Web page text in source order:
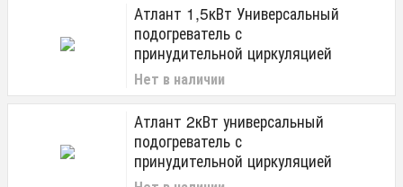
Атлант 1,5кВт Универсальный
подогреватель с
принудительной циркуляцией
Нет в наличии
Атлант 2кВт универсальный
подогреватель с
принудительной циркуляцией